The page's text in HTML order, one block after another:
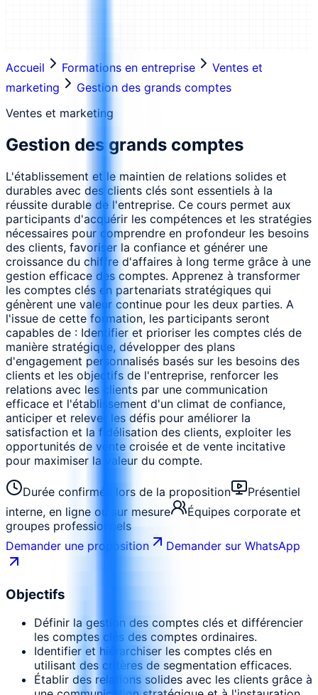
Accueil Formations en entreprise
Ventes et
marketing
Gestion des grands comptes
Ventes et marketing
Gestion des grands comptes
L'établissement et le maintien de relations solides et
durables avec des clients clés sont essentiels à la
réussite durable de l'entreprise. Ce cours permet aux
participants d'acquérir les compétences et les stratégies
nécessaires pour comprendre en profondeur les besoins
des clients, favoriser la confiance et générer une
croissance du chiffre d'affaires à long terme grâce à une
gestion efficace des comptes. Apprenez à transformer
les comptes clés en partenariats stratégiques qui
génèrent une valeur continue pour les deux parties. A
l'issue de cette formation, les participants seront
capables de : Identifier et prioriser les comptes clés de
manière stratégique, développer des plans
d'engagement personnalisés basés sur les besoins des
clients et les objectifs de l'entreprise, renforcer les
relations avec les clients par une communication
efficace et l'établissement d'un climat de confiance,
anticiper et relever les défis pour améliorer la
satisfaction et la fidélisation des clients, exploiter les
opportunités de vente croisée et de vente incitative
pour maximiser la valeur du compte.
Durée confirmée lors de la proposition
Présentiel
interne, en ligne ou sur mesure
Équipes corporate et
groupes professionnels
Demander une proposition
Demander sur WhatsApp
Objectifs
Définir la gestion des comptes clés et différencier
les comptes clés des comptes ordinaires.
Identifier et hiérarchiser les comptes clés en
utilisant des critères de segmentation efficaces.
Établir des relations solides avec les clients grâce à